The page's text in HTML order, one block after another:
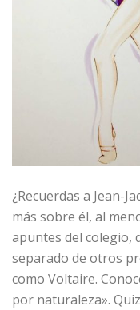
¿Recuerdas a Jean-
más sobre él, al
apuntes del colegio,
separado de otros
como Voltaire.
por naturaleza».